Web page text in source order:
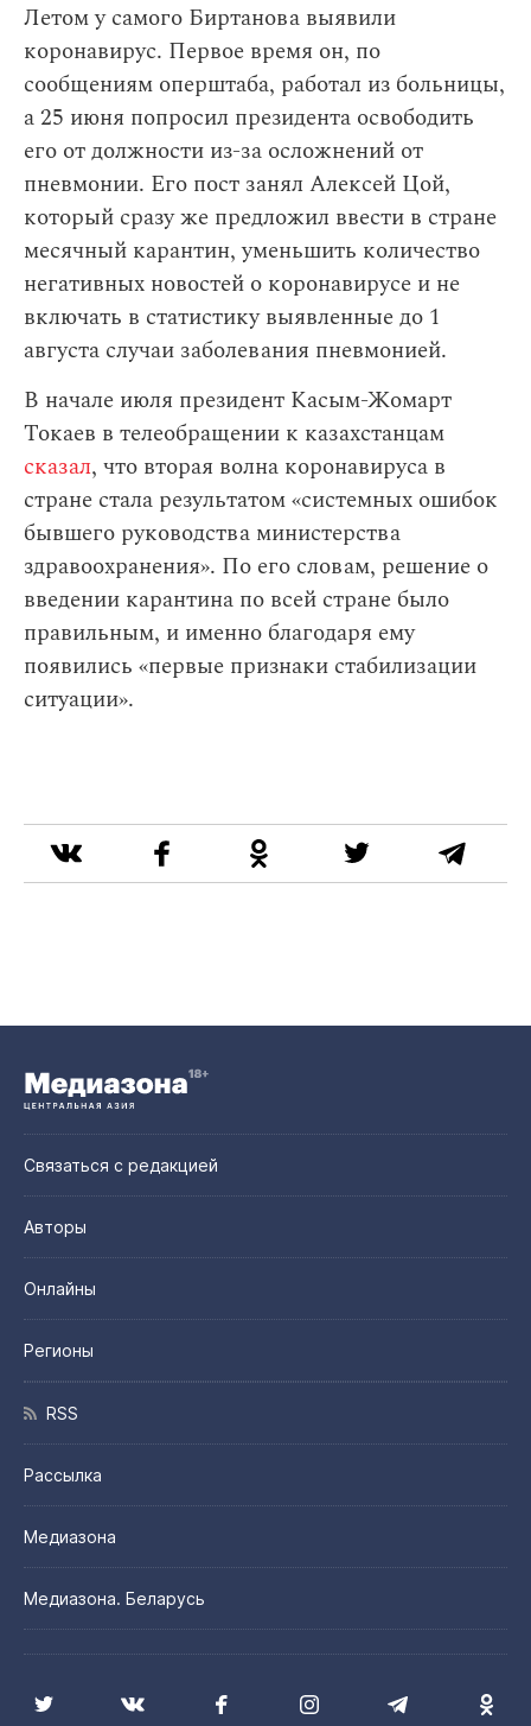
Летом у самого Биртанова выявили
коронавирус. Первое время он, по
сообщениям оперштаба, работал из больницы,
а 25 июня попросил президента освободить
его от должности из-за осложнений от
пневмонии. Его пост занял Алексей Цой,
который сразу же предложил ввести в стране
месячный карантин, уменьшить количество
негативных новостей о коронавирусе и не
включать в статистику выявленные до 1
августа случаи заболевания пневмонией.
В начале июля президент Касым-Жомарт
Токаев в телеобращении к казахстанцам
сказал, что вторая волна коронавируса в
стране стала результатом «системных ошибок
бывшего руководства министерства
здравоохранения». По его словам, решение о
введении карантина по всей стране было
правильным, и именно благодаря ему
появились «первые признаки стабилизации
ситуации».
Связаться с редакцией
Авторы
Онлайны
Регионы
RSS
Рассылка
Медиазона
Медиазона. Беларусь